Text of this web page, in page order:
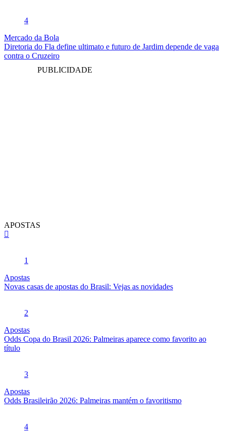
4
Mercado da Bola
Diretoria do Fla define ultimato e futuro de Jardim depende de vaga
contra o Cruzeiro
PUBLICIDADE
APOSTAS
1
Apostas
Novas casas de apostas do Brasil: Vejas as novidades
2
Apostas
Odds Copa do Brasil 2026: Palmeiras aparece como favorito ao
título
3
Apostas
Odds Brasileirão 2026: Palmeiras mantém o favoritismo
4